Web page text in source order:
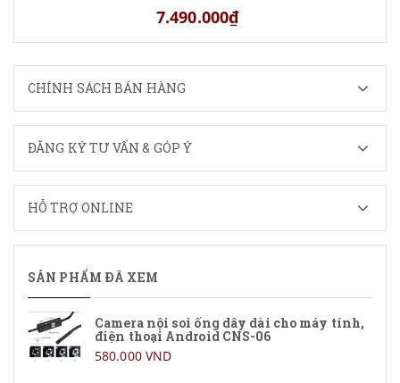
7.490.000₫
CHÍNH SÁCH BÁN HÀNG
ĐĂNG KÝ TƯ VẤN & GÓP Ý
HỖ TRỢ ONLINE
SẢN PHẨM ĐÃ XEM
Camera nội soi ống dây dài cho máy tính,
điện thoại Android CNS-06
580.000 VND